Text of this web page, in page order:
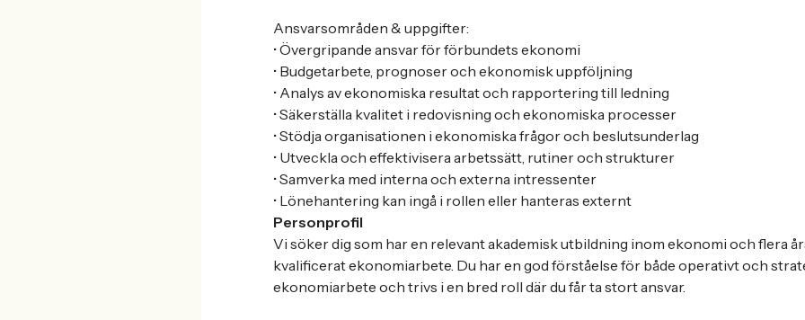
Ansvarsområden & uppgifter:
• Övergripande ansvar för förbundets ekonomi
• Budgetarbete, prognoser och ekonomisk uppföljning
• Analys av ekonomiska resultat och rapportering till ledning
• Säkerställa kvalitet i redovisning och ekonomiska processer
• Stödja organisationen i ekonomiska frågor och beslutsunderlag
• Utveckla och effektivisera arbetssätt, rutiner och strukturer
• Samverka med interna och externa intressenter
• Lönehantering kan ingå i rollen eller hanteras externt
Personprofil
Vi söker dig som har en relevant akademisk utbildning inom ekonomi och flera
kvalificerat ekonomiarbete. Du har en god förståelse för både operativt och
ekonomiarbete och trivs i en bred roll där du får ta stort ansvar.